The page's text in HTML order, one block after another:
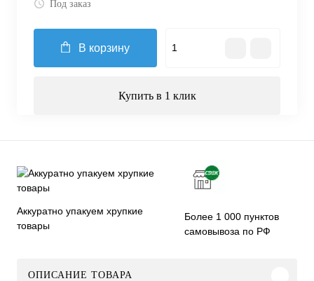
Под заказ
В корзину
Купить в 1 клик
Аккуратно упакуем хрупкие
товары
Более 1 000 пунктов
самовывоза по РФ
ОПИСАНИЕ ТОВАРА